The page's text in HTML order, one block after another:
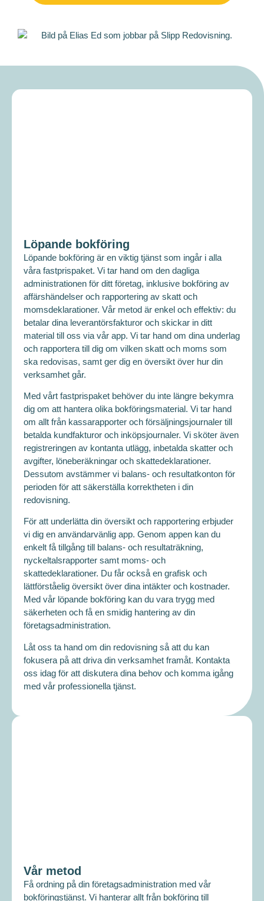
Löpande bokföring
Löpande bokföring är en viktig tjänst som ingår i alla
våra fastprispaket. Vi tar hand om den dagliga
administrationen för ditt företag, inklusive bokföring av
affärshändelser och rapportering av skatt och
momsdeklarationer. Vår metod är enkel och effektiv: du
betalar dina leverantörsfakturor och skickar in ditt
material till oss via vår app. Vi tar hand om dina underlag
och rapportera till dig om vilken skatt och moms som
ska redovisas, samt ger dig en översikt över hur din
verksamhet går.
Med vårt fastprispaket behöver du inte längre bekymra
dig om att hantera olika bokföringsmaterial. Vi tar hand
om allt från kassarapporter och försäljningsjournaler till
betalda kundfakturor och inköpsjournaler. Vi sköter även
registreringen av kontanta utlägg, inbetalda skatter och
avgifter, löneberäkningar och skattedeklarationer.
Dessutom avstämmer vi balans- och resultatkonton för
perioden för att säkerställa korrektheten i din
redovisning.
För att underlätta din översikt och rapportering erbjuder
vi dig en användarvänlig app. Genom appen kan du
enkelt få tillgång till balans- och resultaträkning,
nyckeltalsrapporter samt moms- och
skattedeklarationer. Du får också en grafisk och
lättförståelig översikt över dina intäkter och kostnader.
Med vår löpande bokföring kan du vara trygg med
säkerheten och få en smidig hantering av din
företagsadministration.
Låt oss ta hand om din redovisning så att du kan
fokusera på att driva din verksamhet framåt. Kontakta
oss idag för att diskutera dina behov och komma igång
med vår professionella tjänst.
Vår metod
Få ordning på din företagsadministration med vår
bokföringstjänst. Vi hanterar allt från bokföring till